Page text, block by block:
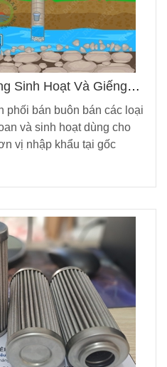
Sinh Hoạt Và Giếng
phối bán buôn bán các loại
và sinh hoạt dùng cho
vị nhập khẩu tại gốc